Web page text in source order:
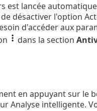
est lancée
désactiver l'option
d'accéder aux
dans la section
en appuyant sur le
Analyse intelligente.